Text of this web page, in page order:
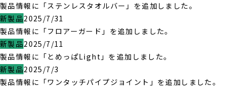
製品情報に「ステンレスタオルバー」を追加しました。
新製品2025/7/31
製品情報に「フロアーガード」を追加しました。
新製品2025/7/11
製品情報に「とめっぱLight」を追加しました。
新製品2025/7/3
製品情報に「ワンタッチパイプジョイント」を追加しました。